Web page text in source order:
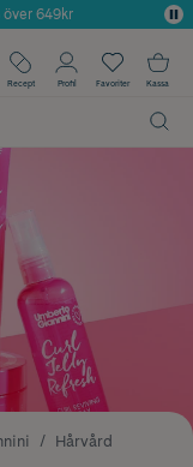
649kr
Recept Profil Favoriter Kassa
Hårvård